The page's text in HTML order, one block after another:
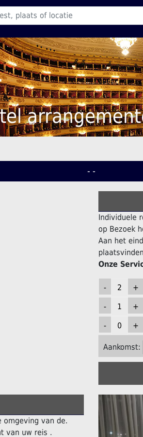
- -
Individuele
op Bezoek
Aan het
Onze
Aankomst:
omgeving van de.
van uw reis .